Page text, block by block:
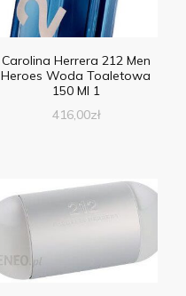
Carolina Herrera 212 Men
Heroes Woda Toaletowa
150 Ml 1
416,00zł